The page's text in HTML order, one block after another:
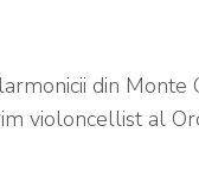
din Monte
violoncellist al